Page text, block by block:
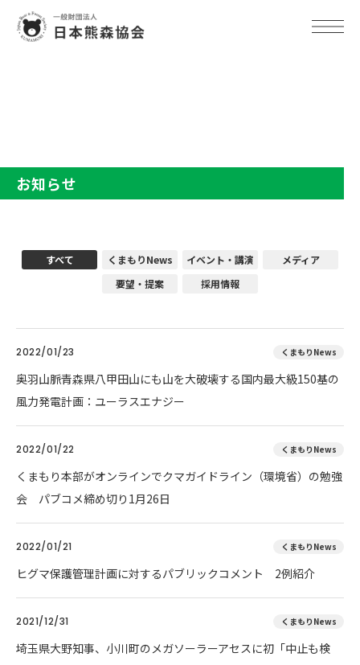
お知らせ
すべて くまもりNews イベント・講演
メディア
要望・提案
採用情報
2022/01/23 くまもりNews
奥羽山脈青森県八甲田山にも山を大破壊する国内最大級150基の
風力発電計画：ユーラスエナジー
2022/01/22 くまもりNews
くまもり本部がオンラインでクマガイドライン（環境省）の勉強
会 パブコメ締め切り1月26日
2022/01/21 くまもりNews
ヒグマ保護管理計画に対するパブリックコメント 2例紹介
2021/12/31 くまもりNews
埼玉県大野知事、小川町のメガソーラーアセスに初「中止も検